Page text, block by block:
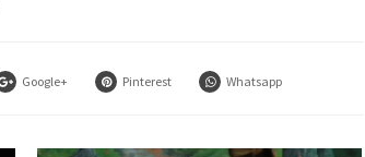
Google+ Pinterest Whatsapp